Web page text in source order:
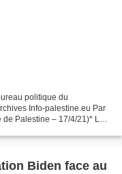
politique du
Info-palestine.eu Par
Palestine – 17/4/21)* Le
Biden face au